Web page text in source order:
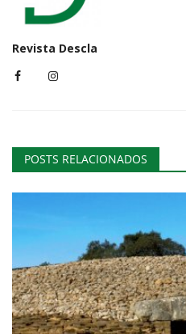
Revista Descla
POSTS RELACIONADOS